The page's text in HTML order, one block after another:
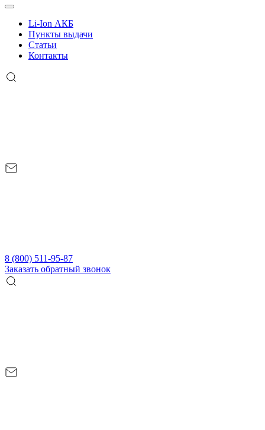
Li-Ion АКБ
Пункты выдачи
Статьи
Контакты
8 (800) 511-95-87
Заказать обратный звонок